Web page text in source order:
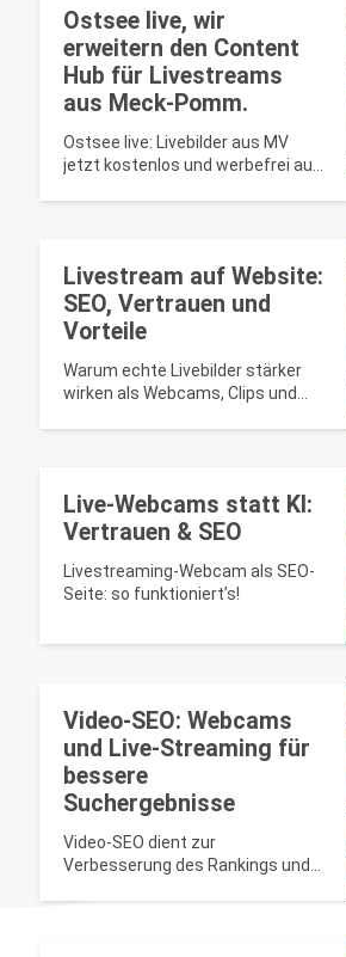
Ostsee live, wir
erweitern den Content
Hub für Livestreams
aus Meck-Pomm.
Ostsee live: Livebilder aus MV
jetzt kostenlos und werbefrei auf
Livestream auf Website:
SEO, Vertrauen und
Vorteile
Warum echte Livebilder stärker
wirken als Webcams, Clips und
Live-Webcams statt KI:
Vertrauen & SEO
Livestreaming-Webcam als SEO-
Seite: so funktioniert’s!
Video-SEO: Webcams
und Live-Streaming für
bessere
Suchergebnisse
Video-SEO dient zur
Verbesserung des Rankings und